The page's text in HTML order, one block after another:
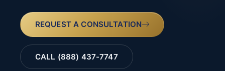
REQUEST A CONSULTATION
CALL (888) 437-7747